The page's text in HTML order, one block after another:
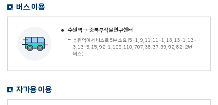
버스 이용
수원역 → 중북부작물연구센터
수원역에서 버스로 5분 소요(5-1, 9, 11, 11-1, 13, 13-1, 13-
3, 13-5, 15, 92-1, 109, 110, 707, 36, 37, 39, 92, 82-2번
버스)
자가용 이용